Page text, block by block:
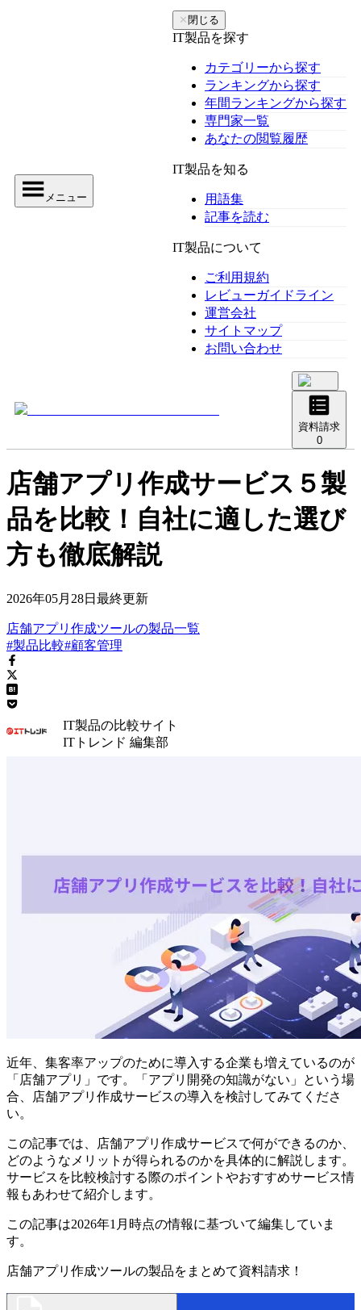
メニュー
✕ 閉じる
IT製品を探す
カテゴリーから探す
ランキングから探す
年間ランキングから探す
専門家一覧
あなたの閲覧履歴
IT製品を知る
用語集
記事を読む
IT製品について
ご利用規約
レビューガイドライン
運営会社
サイトマップ
お問い合わせ
資料請求
0
店舗アプリ作成サービス５製
品を比較！自社に適した選び
方も徹底解説
2026年05月28日 最終更新
店舗アプリ作成ツールの製品一覧
#製品比較#顧客管理
IT製品の比較サイト
ITトレンド 編集部
近年、集客率アップのために導入する企業も増えているのが
「店舗アプリ」です。「アプリ開発の知識がない」という場
合、店舗アプリ作成サービスの導入を検討してみてくださ
い。
この記事では、店舗アプリ作成サービスで何ができるのか、
どのようなメリットが得られるのかを具体的に解説します。
サービスを比較検討する際のポイントやおすすめサービス情
報もあわせて紹介します。
この記事は2026年1月時点の情報に基づいて編集していま
す。
店舗アプリ作成ツールの製品をまとめて資料請求！